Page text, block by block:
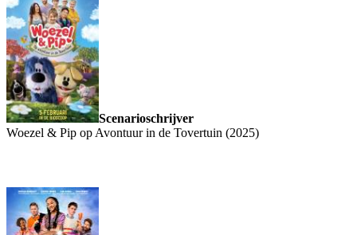
Scenarioschrijver
Woezel & Pip op Avontuur in de Tovertuin (2025)